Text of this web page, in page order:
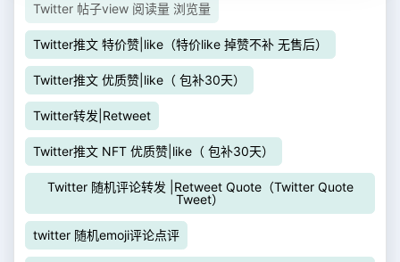
Twitter 帖子view 阅读量 浏览量
Twitter推文 特价赞|like（特价like 掉赞不补 无售后）
Twitter推文 优质赞|like（ 包补30天）
Twitter转发|Retweet
Twitter推文 NFT 优质赞|like（ 包补30天）
Twitter 随机评论转发 |Retweet Quote（Twitter Quote
Tweet）
twitter 随机emoji评论点评